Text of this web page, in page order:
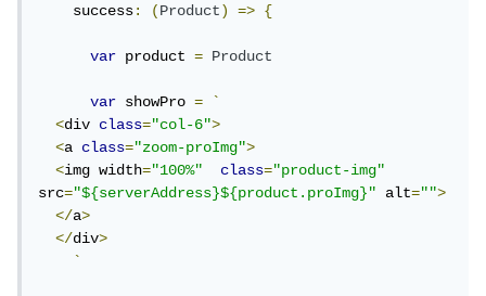
    success
: (Product) => {
var product = Product
var showPro =
`
<div class="col-6">
<a class="zoom-proImg">
<img width="100%" class="product-img"
src="${serverAddress}${product.proImg}" alt="">
</a>
</div>
`